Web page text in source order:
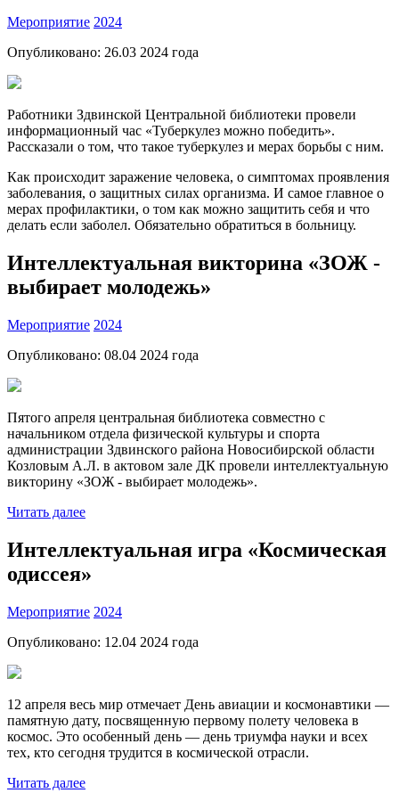
Мероприятие 2024
Опубликовано: 26.03 2024 года
Работники Здвинской Центральной библиотеки провели
информационный час «Туберкулез можно победить».
Рассказали о том, что такое туберкулез и мерах борьбы с ним.
Как происходит заражение человека, о симптомах проявления
заболевания, о защитных силах организма. И самое главное о
мерах профилактики, о том как можно защитить себя и что
делать если заболел. Обязательно обратиться в больницу.
Интеллектуальная викторина «ЗОЖ -
выбирает молодежь»
Мероприятие 2024
Опубликовано: 08.04 2024 года
Пятого апреля центральная библиотека совместно с
начальником отдела физической культуры и спорта
администрации Здвинского района Новосибирской области
Козловым А.Л. в актовом зале ДК провели интеллектуальную
викторину «ЗОЖ - выбирает молодежь».
Читать далее
Интеллектуальная игра «Космическая
одиссея»
Мероприятие 2024
Опубликовано: 12.04 2024 года
12 апреля весь мир отмечает День авиации и космонавтики —
памятную дату, посвященную первому полету человека в
космос. Это особенный день — день триумфа науки и всех
тех, кто сегодня трудится в космической отрасли.
Читать далее